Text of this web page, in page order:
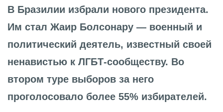
В Бразилии избрали нового президента.
Им стал Жаир Болсонару — военный и
политический деятель, известный своей
ненавистью к ЛГБТ-сообществу. Во
втором туре выборов за него
проголосовало более 55% избирателей.